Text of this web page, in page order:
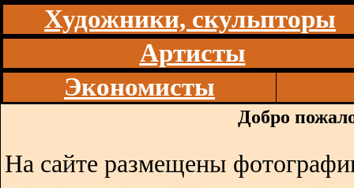
Художники, скульпторы
Артисты
Экономисты
Добро
На сайте размещены